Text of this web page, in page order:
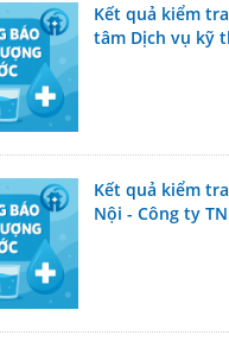
Kết quả kiểm
tâm Dịch vụ kỹ
Kết quả kiểm
Nội - Công ty